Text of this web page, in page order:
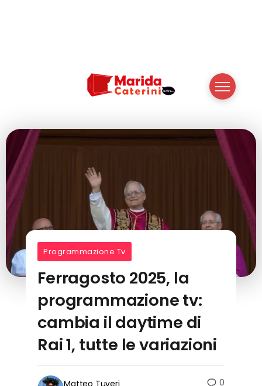
Programmazione Tv
Ferragosto 2025, la
programmazione tv:
cambia il daytime di
Rai 1, tutte le variazioni
0